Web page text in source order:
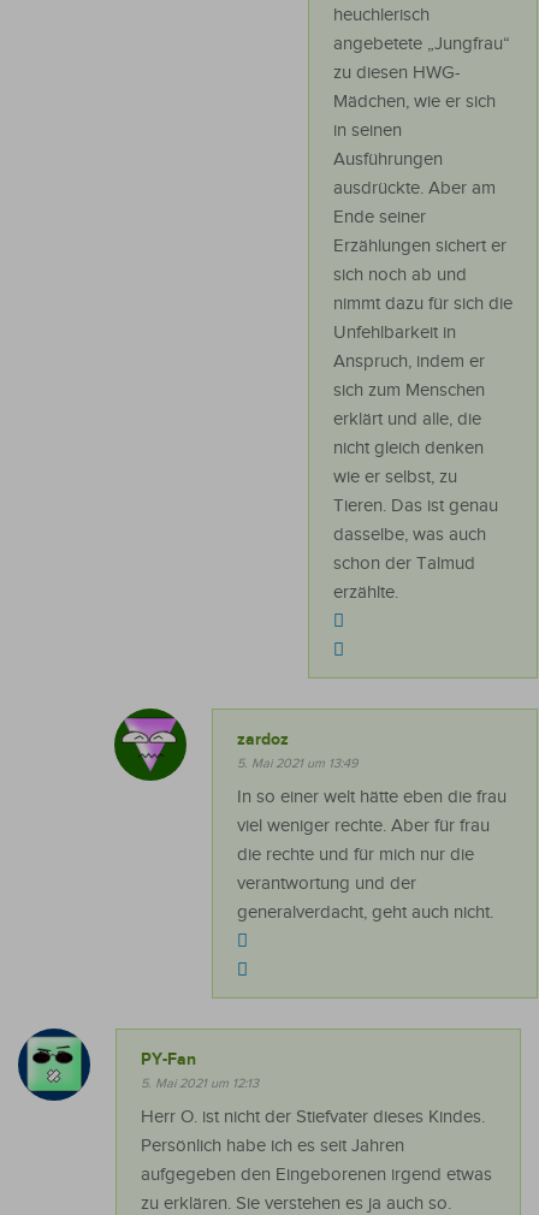
heuchlerisch
angebetete „Jungfrau“
zu diesen HWG-
Mädchen, wie er sich
in seinen
Ausführungen
ausdrückte. Aber am
Ende seiner
Erzählungen sichert er
sich noch ab und
nimmt dazu für sich die
Unfehlbarkeit in
Anspruch, indem er
sich zum Menschen
erklärt und alle, die
nicht gleich denken
wie er selbst, zu
Tieren. Das ist genau
dasselbe, was auch
schon der Talmud
erzählte.
zardoz
5. Mai 2021 um 13:49
In so einer welt hätte eben die frau
viel weniger rechte. Aber für frau
die rechte und für mich nur die
verantwortung und der
generalverdacht, geht auch nicht.
PY-Fan
5. Mai 2021 um 12:13
Herr O. ist nicht der Stiefvater dieses Kindes.
Persönlich habe ich es seit Jahren
aufgegeben den Eingeborenen irgend etwas
zu erklären. Sie verstehen es ja auch so.